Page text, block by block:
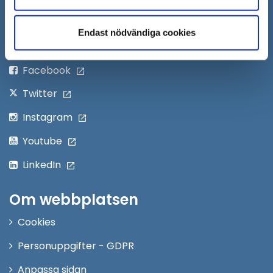
Endast nödvändiga cookies
PersonalingångÖppna
i
fönster
Följ oss på:
Facebook
Twitter
Instagram
Youtube
LinkedIn
Om webbplatsen
Cookies
Personuppgifter - GDPR
Anpassa sidan